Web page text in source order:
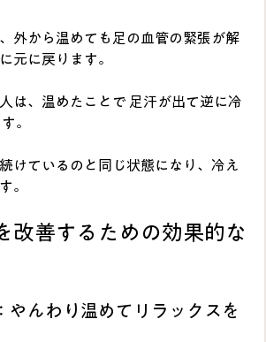
外から温めても足の血管の緊張が解
元に戻ります。
は、温めたことで 足汗が出て逆に冷
。
けているのと同じ状態になり、冷え
。
改善するための効果的な
やんわり温めてリラックスを